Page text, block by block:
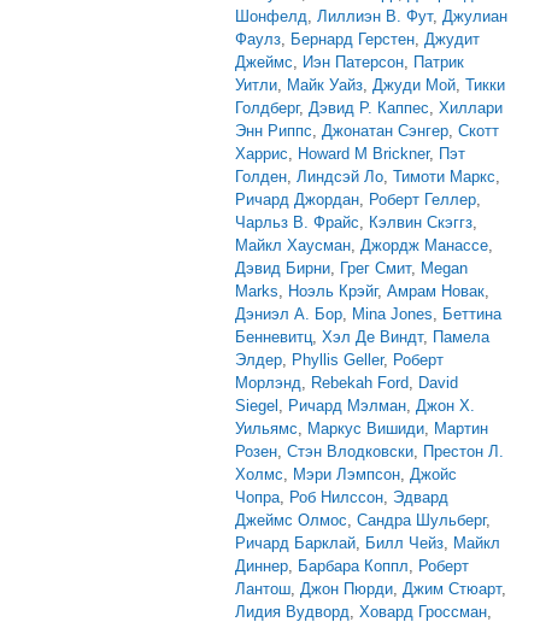
Шонфелд, Лиллиэн В. Фут, Джулиан
Фаулз, Бернард Герстен, Джудит
Джеймс, Иэн Патерсон, Патрик
Уитли, Майк Уайз, Джуди Мой, Тикки
Голдберг, Дэвид Р. Каппес, Хиллари
Энн Риппс, Джонатан Сэнгер, Скотт
Харрис, Howard M Brickner, Пэт
Голден, Линдсэй Ло, Тимоти Маркс,
Ричард Джордан, Роберт Геллер,
Чарльз В. Фрайс, Кэлвин Скэггз,
Майкл Хаусман, Джордж Манассе,
Дэвид Бирни, Грег Смит, Megan
Marks, Ноэль Крэйг, Амрам Новак,
Дэниэл А. Бор, Mina Jones, Беттина
Бенневитц, Хэл Де Виндт, Памела
Элдер, Phyllis Geller, Роберт
Морлэнд, Rebekah Ford, David
Siegel , Ричард Мэлман, Джон Х.
Уильямс, Маркус Вишиди, Мартин
Розен, Стэн Влодковски, Престон Л.
Холмс, Мэри Лэмпсон, Джойс
Чопра, Роб Нилссон, Эдвард
Джеймс Олмос, Сандра Шульберг,
Ричард Барклай, Билл Чейз, Майкл
Диннер, Барбара Коппл, Роберт
Лантош, Джон Пюрди, Джим Стюарт,
Лидия Вудворд, Ховард Гроссман,